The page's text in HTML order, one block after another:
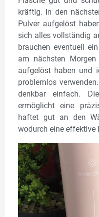
kräftig. In den
Pulver aufgelöst
sich alles vollständig
brauchen eventuell
am nächsten
aufgelöst haben und
problemlos
denkbar einfach.
ermöglicht eine
haftet gut an den
wodurch eine effektive